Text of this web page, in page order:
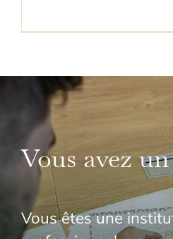
Vous avez
Vous êtes une